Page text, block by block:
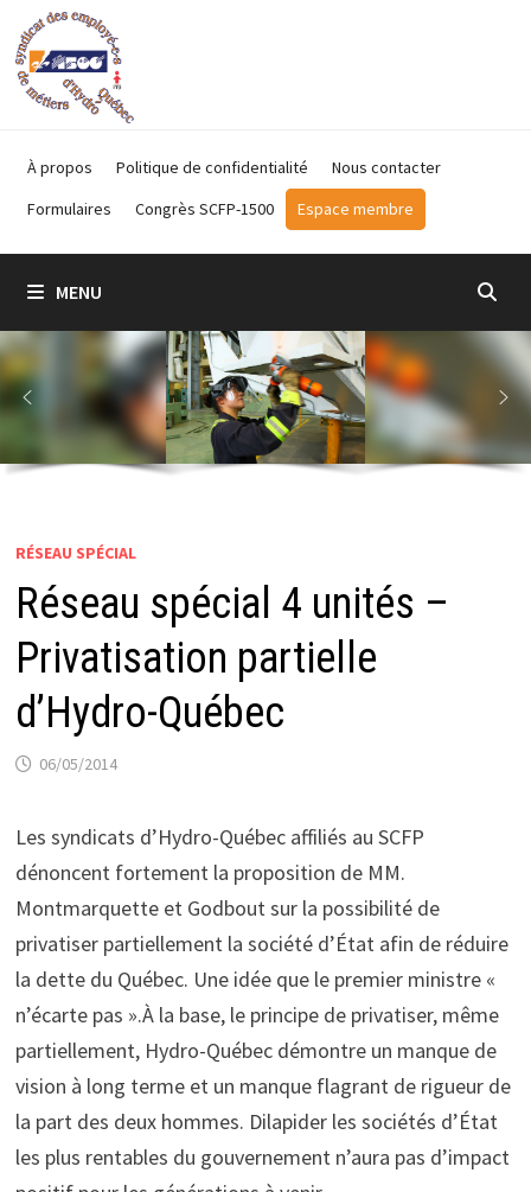
Passer
au
contenu
À propos Politique de confidentialité
Nous contacter
Formulaires
Congrès SCFP-1500 Espace membre
MENU
RÉSEAU SPÉCIAL
Réseau spécial 4 unités –
Privatisation partielle
d’Hydro-Québec
06/05/2014
Les syndicats d’Hydro-Québec affiliés au SCFP
dénoncent fortement la proposition de MM.
Montmarquette et Godbout sur la possibilité de
privatiser partiellement la société d’État afin de réduire
la dette du Québec. Une idée que le premier ministre «
n’écarte pas ».À la base, le principe de privatiser, même
partiellement, Hydro-Québec démontre un manque de
vision à long terme et un manque flagrant de rigueur de
la part des deux hommes. Dilapider les sociétés d’État
les plus rentables du gouvernement n’aura pas d’impact